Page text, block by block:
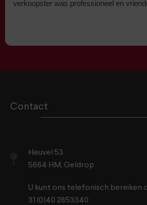
verkoopster was professioneel en
Contact
Heuvel 53
5664 HM, Geldrop
U kunt ons telefonisch bereiken
31 (0)40 2853340